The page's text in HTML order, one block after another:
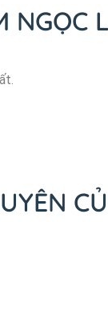
NGỌC